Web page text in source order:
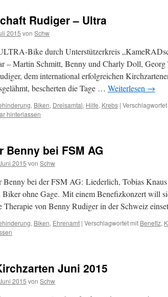
Rudiger – Ultra
2015 von Schw
Bike durch Unterstützerkreis
– Martin Schmitt, Benny und Charly Doll, Georg
dem international erfolgreichen
bescherten die Tage … Weiterlesen →
, Biken, Dreisamtal, Hilfe, Krebs |
hinterlassen
Benny bei FSM AG
2015 von Schw
Benny bei der FSM AG: Liederlich, Tobias
Biker ohne Gage. Mit einem Benefizkonzert will
Therapie von Benny Rudiger in der Schweiz
, Biken, Ehrenamt | Verschlagwortet mit Benefiz,
Juni 2015
2015 von Schw